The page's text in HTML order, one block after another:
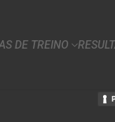
DE TREINO